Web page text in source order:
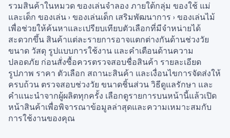
รวมสินค้าในหมวด ของเล่นจำลอง ภายใต้กลุ่ม ของใช้ แม่
และเด็ก ของเล่น › ของเล่นเด็ก เสริมพัฒนาการ › ของเล่นไม้
เพื่อช่วยให้ค้นหาและเปรียบเทียบตัวเลือกที่มีจำหน่ายได้
สะดวกขึ้น สินค้าแต่ละรายการอาจแตกต่างกันด้านช่วงวัย
ขนาด วัสดุ รูปแบบการใช้งาน และคำเตือนด้านความ
ปลอดภัย ก่อนสั่งซื้อควรตรวจสอบชื่อสินค้า รายละเอียด
รูปภาพ ราคา ตัวเลือก สถานะสินค้า และเงื่อนไขการจัดส่งให้
ครบถ้วน ตรวจสอบช่วงวัย ขนาดชิ้นส่วน วิธีดูแลรักษา และ
คำแนะนำจากผู้ผลิตทุกครั้ง เลือกดูรายการบนหน้านี้แล้วเปิด
หน้าสินค้าเพื่อพิจารณาข้อมูลล่าสุดและความเหมาะสมกับ
การใช้งานของคุณ